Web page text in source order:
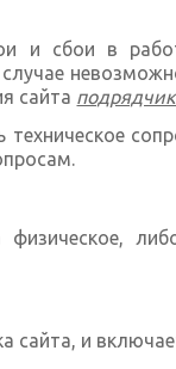
и сбои в
сайта
сайта, и